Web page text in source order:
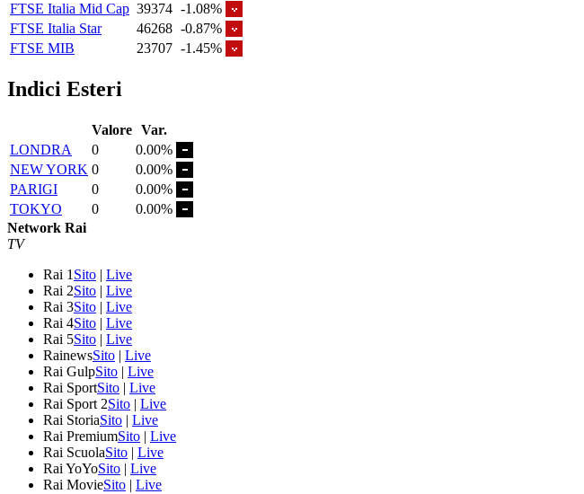
FTSE Italia Mid Cap 39374 -1.08%
FTSE Italia Star
46268 -0.87%
FTSE MIB
23707 -1.45%
Indici Esteri
Valore Var.
LONDRA
0
0.00%
NEW YORK 0
0.00%
PARIGI
0
0.00%
TOKYO
0
0.00%
Network Rai
TV
Rai 1 Sito | Live
Rai 2Sito | Live
Rai 3Sito | Live
Rai 4Sito | Live
Rai 5Sito | Live
RainewsSito | Live
Rai GulpSito | Live
Rai SportSito | Live
Rai Sport 2Sito | Live
Rai StoriaSito | Live
Rai PremiumSito | Live
Rai ScuolaSito | Live
Rai YoYoSito | Live
Rai MovieSito | Live